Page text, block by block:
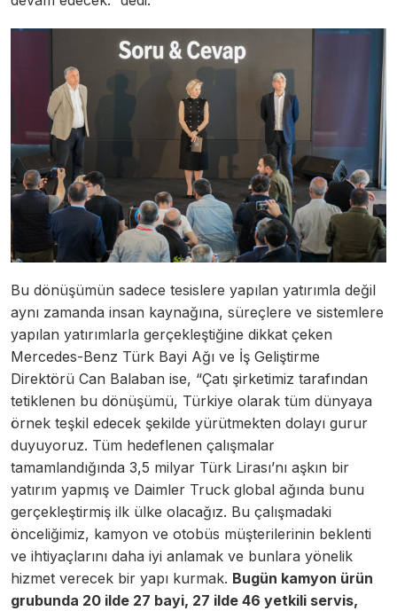
Bu dönüşümün sadece tesislere yapılan yatırımla değil
aynı zamanda insan kaynağına, süreçlere ve sistemlere
yapılan yatırımlarla gerçekleştiğine dikkat çeken
Mercedes-Benz Türk Bayi Ağı ve İş Geliştirme
Direktörü Can Balaban ise, “Çatı şirketimiz tarafından
tetiklenen bu dönüşümü, Türkiye olarak tüm dünyaya
örnek teşkil edecek şekilde yürütmekten dolayı gurur
duyuyoruz. Tüm hedeflenen çalışmalar
tamamlandığında 3,5 milyar Türk Lirası’nı aşkın bir
yatırım yapmış ve Daimler Truck global ağında bunu
gerçekleştirmiş ilk ülke olacağız. Bu çalışmadaki
önceliğimiz, kamyon ve otobüs müşterilerinin beklenti
ve ihtiyaçlarını daha iyi anlamak ve bunlara yönelik
hizmet verecek bir yapı kurmak. Bugün kamyon ürün
grubunda 20 ilde 27 bayi, 27 ilde 46 yetkili servis,